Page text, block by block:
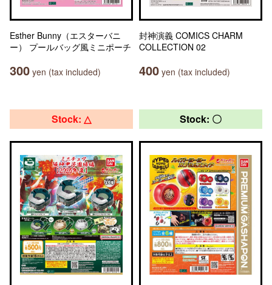
Esther Bunny（エスターバニ
ー） プールバッグ風ミニポーチ
300 yen (tax included)
封神演義 COMICS CHARM
COLLECTION 02
400 yen (tax included)
Stock: △ Stock: 〇